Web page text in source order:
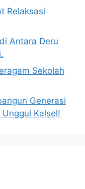
Relaksasi
Antara Deru
Sekolah
Generasi
Kalsel!